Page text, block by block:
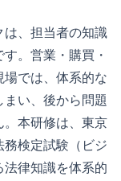
、担当者の知識
。営業・購買・
では、体系的な
い、後から問題
。本研修は、東京
検定試験（ビジ
律知識を体系的